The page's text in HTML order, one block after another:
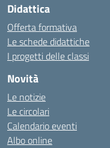
Didattica
Offerta formativa
Le schede didattiche
I progetti delle classi
Novità
Le notizie
Le circolari
Calendario eventi
Albo online